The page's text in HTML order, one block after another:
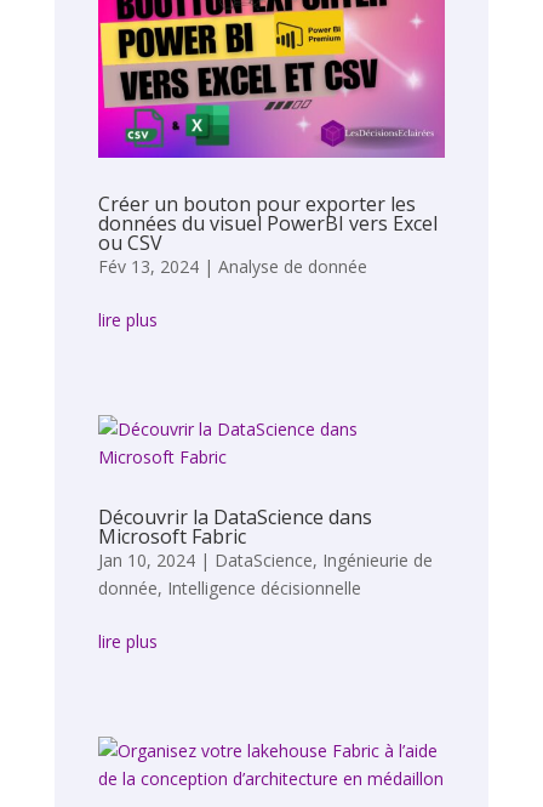
Créer un bouton pour exporter les
données du visuel PowerBI vers Excel
ou CSV
Fév 13, 2024| Analyse de donnée
lire plus
Découvrir la DataScience dans
Microsoft Fabric
Jan 10, 2024| DataScience, Ingénieurie de
donnée, Intelligence décisionnelle
lire plus